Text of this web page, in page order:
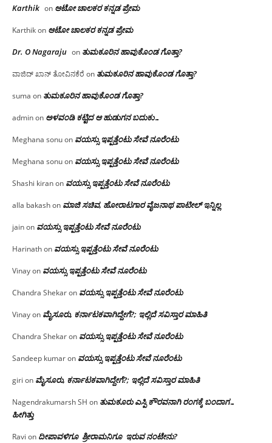
Karthik on ಆಟೋ ಚಾಲಕರ ಕನ್ನಡ ಪ್ರೇಮ
Karthikon ಆಟೋ ಚಾಲಕರ ಕನ್ನಡ ಪ್ರೇಮ
Dr. O Nagaraju on ತುಮಕೂರಿನ ಹಾವುಕೊಂಡ ಗೊತ್ತಾ?
ವಾಜಿದ್ ಖಾನ್ ತೋವಿನಕೆರೆ on ತುಮಕೂರಿನ ಹಾವುಕೊಂಡ ಗೊತ್ತಾ?
suma on ತುಮಕೂರಿನ ಹಾವುಕೊಂಡ ಗೊತ್ತಾ?
adminon ಅಳವಂಡಿ ಕಟ್ಟಿದ ಆ ಹುಡುಗನ ಬದುಕು…
Meghana sonuon ವಯಸ್ಸು ಇಪ್ಪತ್ತೆಂಟು ಸೇವೆ ನೂರೆಂಟು
Meghana sonuon ವಯಸ್ಸು ಇಪ್ಪತ್ತೆಂಟು ಸೇವೆ ನೂರೆಂಟು
Shashi kiranon ವಯಸ್ಸು ಇಪ್ಪತ್ತೆಂಟು ಸೇವೆ ನೂರೆಂಟು
alla bakashon ಮಾಜಿ ಸಚಿವ, ಹೋರಾಟಗಾರ ವೈಜನಾಥ ಪಾಟೀಲ್ ಇನ್ನಿಲ್ಲ
jainon ವಯಸ್ಸು ಇಪ್ಪತ್ತೆಂಟು ಸೇವೆ ನೂರೆಂಟು
Harinathon ವಯಸ್ಸು ಇಪ್ಪತ್ತೆಂಟು ಸೇವೆ ನೂರೆಂಟು
Vinayon ವಯಸ್ಸು ಇಪ್ಪತ್ತೆಂಟು ಸೇವೆ ನೂರೆಂಟು
Chandra Shekaron ವಯಸ್ಸು ಇಪ್ಪತ್ತೆಂಟು ಸೇವೆ ನೂರೆಂಟು
Vinayon ಮೈಸೂರು, ಕರ್ನಾಟಕವಾಗಿದ್ದೇಗೆ?; ಇಲ್ಲಿದೆ ಸವಿಸ್ತಾರ ಮಾಹಿತಿ
Chandra Shekaron ವಯಸ್ಸು ಇಪ್ಪತ್ತೆಂಟು ಸೇವೆ ನೂರೆಂಟು
Sandeep kumaron ವಯಸ್ಸು ಇಪ್ಪತ್ತೆಂಟು ಸೇವೆ ನೂರೆಂಟು
giri on ಮೈಸೂರು, ಕರ್ನಾಟಕವಾಗಿದ್ದೇಗೆ?; ಇಲ್ಲಿದೆ ಸವಿಸ್ತಾರ ಮಾಹಿತಿ
Nagendrakumarsh SH on ತುಮಕೂರು ಎಸ್ಪಿ ಕೌರವನಾಗಿ ರಂಗಕ್ಕೆ ಬಂದಾಗ…
ಹೀಗಿತ್ತು
Ravi on ದೀಪಾವಳಿಗೂ ಶ್ರೀರಾಮನಿಗೂ ಇರುವ ನಂಟೇನು?